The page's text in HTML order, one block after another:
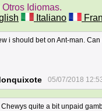
Idiomas.
Italiano
i should bet on Ant-man.
05/07/2018
quite a bit unpaid